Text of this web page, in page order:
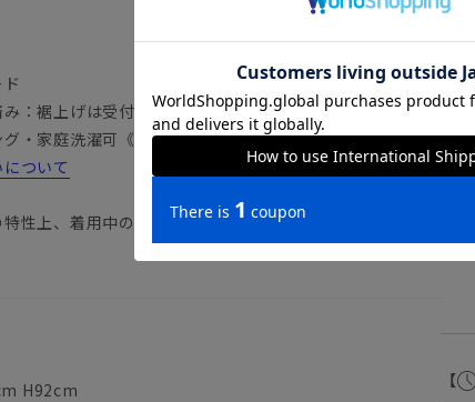
み：裾上げは受付対象外となります。）
グ・家庭洗濯可《洗濯機可（ネット使用・弱水流）》
ついて
性上、着用中の摩擦や洗濯で色落ちする場合がございま
H92cm
【